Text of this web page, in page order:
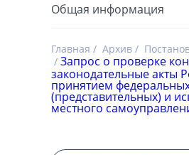
Общая информация
Главная Архив
Запрос о проверке
законодательные акты
принятием
(представительных) и
местного